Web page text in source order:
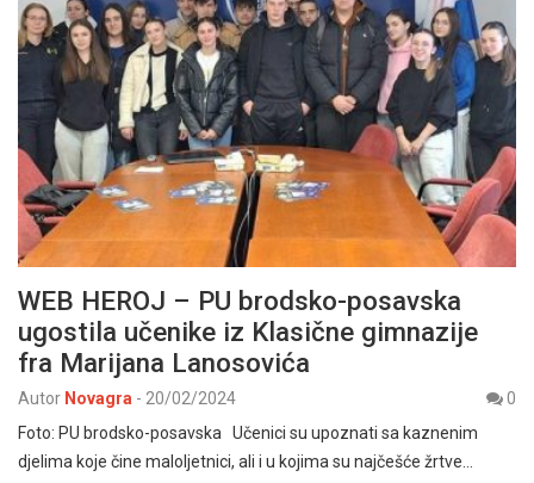
WEB HEROJ – PU brodsko-posavska
ugostila učenike iz Klasične gimnazije
fra Marijana Lanosovića
Autor Novagra - 20/02/2024
0
Foto: PU brodsko-posavska Učenici su upoznati sa kaznenim
djelima koje čine maloljetnici, ali i u kojima su najčešće žrtve…